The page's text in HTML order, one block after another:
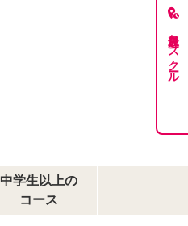
最近見たスクール
中学生以上の
コース